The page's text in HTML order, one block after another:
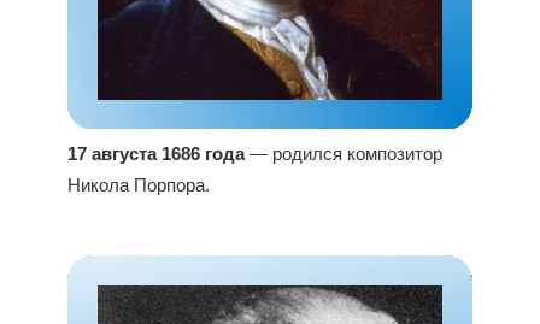
17 августа 1686 года— родился композитор
Никола Порпора.